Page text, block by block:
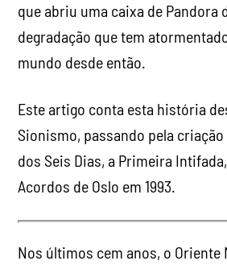
que abriu uma caixa de Pandora
degradação que tem
mundo desde então.
Este artigo conta esta história
Sionismo, passando pela criação
dos Seis Dias, a Primeira
Acordos de Oslo em 1993.
Nos últimos cem anos, o Oriente